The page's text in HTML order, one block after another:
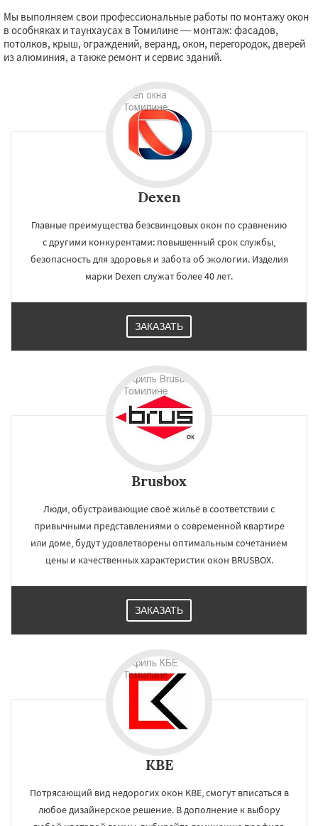
Мы выполняем свои профессиональные работы по монтажу окон
в особняках и таунхаусах в Томилине — монтаж: фасадов,
потолков, крыш, ограждений, веранд, окон, перегородок, дверей
из алюминия, а также ремонт и сервис зданий.
Dexen
Главные преимущества безсвинцовых окон по сравнению
с другими конкурентами: повышенный срок службы,
безопасность для здоровья и забота об экологии. Изделия
марки Dexen служат более 40 лет.
ЗАКАЗАТЬ
Brusbox
Люди, обустраивающие своё жильё в соответствии с
привычными представлениями о современной квартире
или доме, будут удовлетворены оптимальным сочетанием
цены и качественных характеристик окон BRUSBOX.
ЗАКАЗАТЬ
KBE
Потрясающий вид недорогих окон KBE, смогут вписаться в
любое дизайнерское решение. В дополнение к выбору